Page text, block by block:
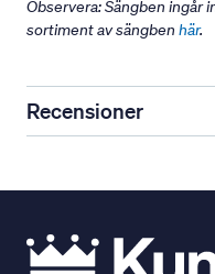
Observera: Sängben ingår
sortiment av sängben här.
Recensioner